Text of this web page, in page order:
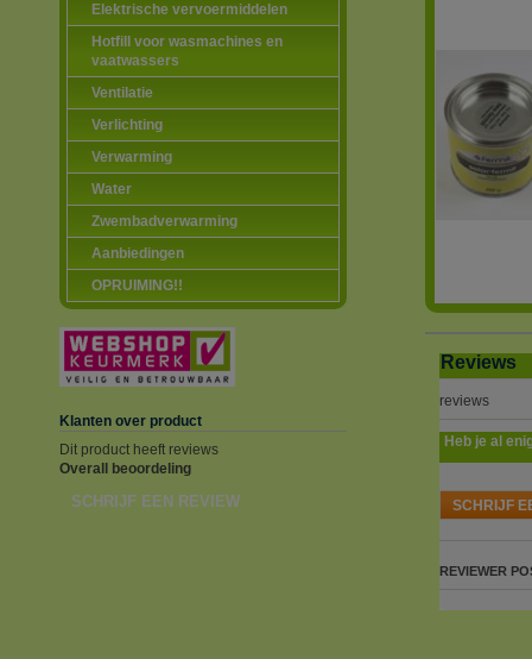
Elektrische vervoermiddelen
Hotfill voor wasmachines en
vaatwassers
Ventilatie
Verlichting
Verwarming
Water
Zwembadverwarming
Aanbiedingen
OPRUIMING!!
Klanten over product
Dit product heeft reviews
Overall beoordeling
SCHRIJF EEN REVIEW
Reviews
reviews
Heb je al
SCHRIJF
REVIEWER